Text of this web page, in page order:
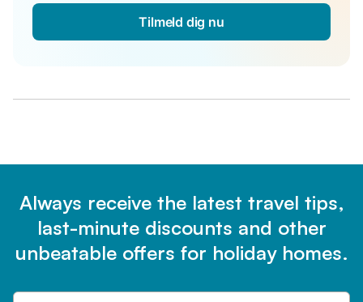
Tilmeld dig nu
Always receive the latest travel tips,
last-minute discounts and other
unbeatable offers for holiday homes.